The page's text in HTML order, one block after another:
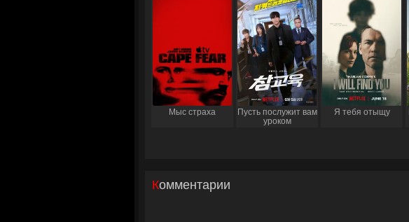
Мыс страха
Пусть послужит вам
уроком
Я тебя отыщу
Комментарии